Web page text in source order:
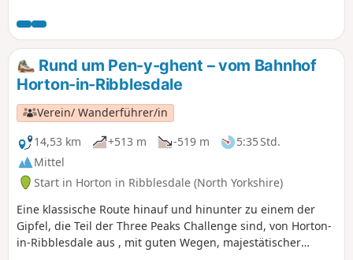
Farm vorbei, dem berühmten Zuhause der Fernsehserie
„Yorkshire Shepherdess“, bevor sie über hohe, exponierte
Hügel zum historischen Tan Hill Inn führt. Der Rückweg
nach Keld ist vielleicht nicht ganz so spektakulär, führt Sie
aber entlang des berühmten Pennine Way.
Rund um Pen-y-ghent – vom Bahnhof
Horton-in-Ribblesdale
Verein/ Wanderführer/in
14,53 km
+513 m -519 m
5:35 Std.
Mittel
Start in Horton in Ribblesdale (North Yorkshire)
Eine klassische Route hinauf und hinunter zu einem der
Gipfel, die Teil der Three Peaks Challenge sind, von Horton-
in-Ribblesdale aus , mit guten Wegen, majestätischer